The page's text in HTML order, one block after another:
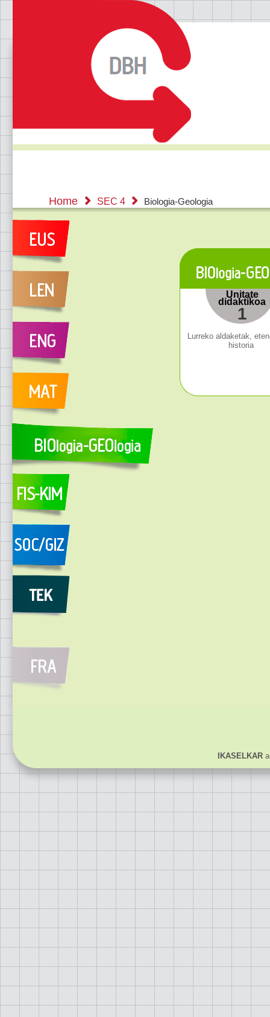
Home SEC 4 Biologia-Geologia
Unitate
didaktikoa
1
Lurreko aldaketak,
historia
IKASELKAR